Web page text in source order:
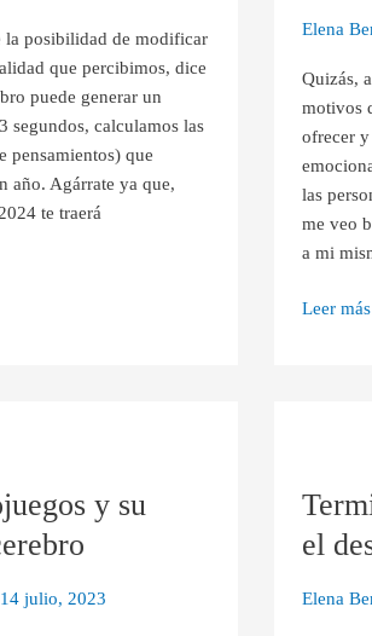
la posibilidad de modificar
que percibimos, dice
puede generar un
segundos, calculamos las
pensamientos) que
año. Agárrate ya que,
te traerá
Elena
Quizás,
motivos
ofrecer
las
me veo
a mi
la
Leer
y su
14 julio, 2023
el
Elena
aventura
el